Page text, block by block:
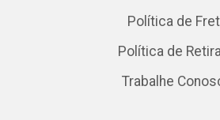
Política de
Política de
Trabalhe